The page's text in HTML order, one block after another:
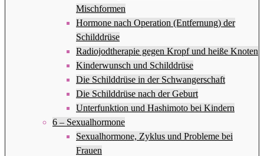
Mischformen
Hormone nach Operation (Entfernung) der
Schilddrüse
Radiojodtherapie gegen Kropf und heiße Knoten
Kinderwunsch und Schilddrüse
Die Schilddrüse in der Schwangerschaft
Die Schilddrüse nach der Geburt
Unterfunktion und Hashimoto bei Kindern
6 – Sexualhormone
Sexualhormone, Zyklus und Probleme bei
Frauen